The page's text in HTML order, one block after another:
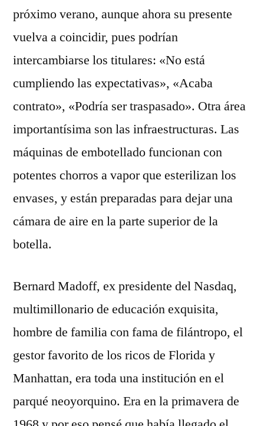
próximo verano, aunque ahora su presente
vuelva a coincidir, pues podrían
intercambiarse los titulares: «No está
cumpliendo las expectativas», «Acaba
contrato», «Podría ser traspasado». Otra área
importantísima son las infraestructuras. Las
máquinas de embotellado funcionan con
potentes chorros a vapor que esterilizan los
envases, y están preparadas para dejar una
cámara de aire en la parte superior de la
botella.
Bernard Madoff, ex presidente del Nasdaq,
multimillonario de educación exquisita,
hombre de familia con fama de filántropo, el
gestor favorito de los ricos de Florida y
Manhattan, era toda una institución en el
parqué neoyorquino. Era en la primavera de